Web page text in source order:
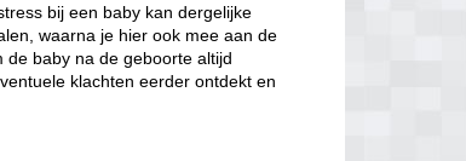
bij een baby kan dergelijke
waarna je hier ook mee aan de
de baby na de geboorte altijd
klachten eerder ontdekt en